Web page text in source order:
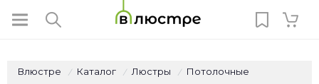
Влюстре / Каталог / Люстры / Потолочные